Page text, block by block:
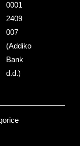
0001
2409
007
(Addiko
Bank
d.d.)